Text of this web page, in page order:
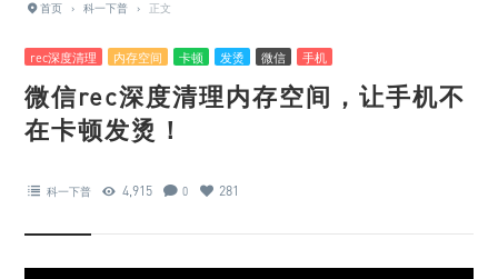
首页 › 科一下普 › 正文
rec深度清理 内存空间 卡顿 发烫 微信 手机
微信rec深度清理内存空间，让手机不
在卡顿发烫！
科一下普 4,915 0 281